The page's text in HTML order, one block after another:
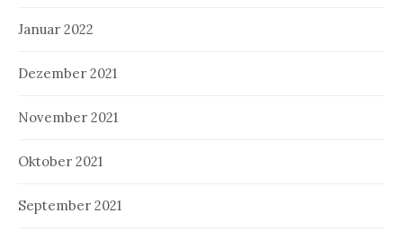
Januar 2022
Dezember 2021
November 2021
Oktober 2021
September 2021